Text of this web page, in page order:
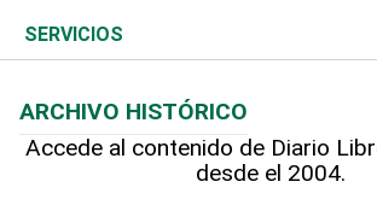
Resto del mundo
Economía personal
Podcast Arte Libre
Hablando con el pediatra
Más deportes
Línea de hit
Columnistas
Más firmas
Cambio climático
Opinión
Hecho en casa
SERVICIOS
Cumpleaños
ARCHIVO HISTÓRICO
Accede al contenido de Diario
desde el 2004.